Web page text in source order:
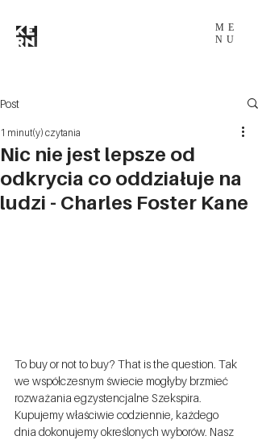
ME
NU
Post
Nic nie jest lepsze od
odkrycia co oddziałuje na
ludzi - Charles Foster Kane
1 minut(y) czytania
To buy or not to buy? That is the question. Tak
we współczesnym świecie mogłyby brzmieć
rozważania egzystencjalne Szekspira.
Kupujemy właściwie codziennie, każdego
dnia dokonujemy określonych wyborów. Nasz